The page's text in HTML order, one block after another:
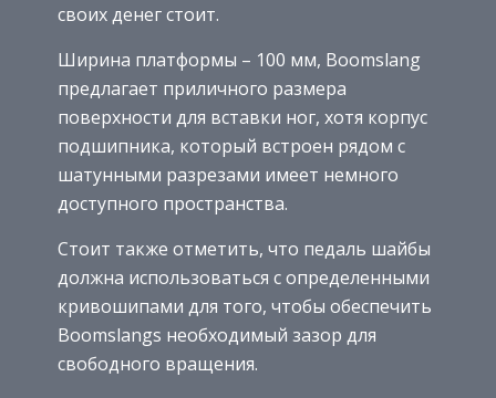
своих денег стоит.
Ширина платформы – 100 мм, Boomslang
предлагает приличного размера
поверхности для вставки ног, хотя корпус
подшипника, который встроен рядом с
шатунными разрезами имеет немного
доступного пространства.
Стоит также отметить, что педаль шайбы
должна использоваться с определенными
кривошипами для того, чтобы обеспечить
Boomslangs необходимый зазор для
свободного вращения.